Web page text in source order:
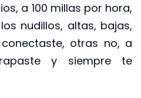
a 100 millas por hora,
nudillos, altas, bajas,
otras no, a
y siempre te